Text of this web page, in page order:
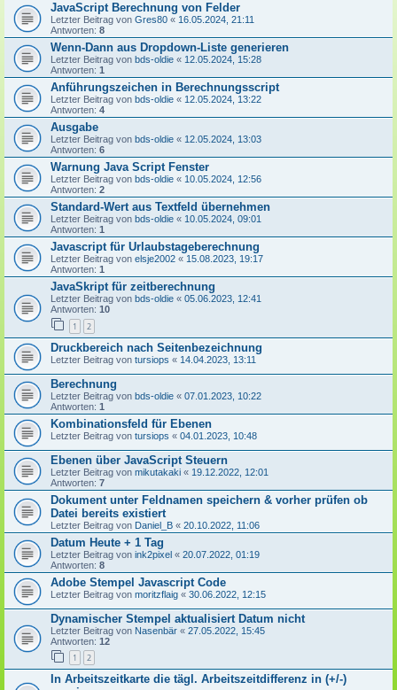
JavaScript Berechnung von Felder
Letzter Beitrag von Gres80 « 16.05.2024, 21:11
Antworten: 8
Wenn-Dann aus Dropdown-Liste generieren
Letzter Beitrag von bds-oldie « 12.05.2024, 15:28
Antworten: 1
Anführungszeichen in Berechnungsscript
Letzter Beitrag von bds-oldie « 12.05.2024, 13:22
Antworten: 4
Ausgabe
Letzter Beitrag von bds-oldie « 12.05.2024, 13:03
Antworten: 6
Warnung Java Script Fenster
Letzter Beitrag von bds-oldie « 10.05.2024, 12:56
Antworten: 2
Standard-Wert aus Textfeld übernehmen
Letzter Beitrag von bds-oldie « 10.05.2024, 09:01
Antworten: 1
Javascript für Urlaubstageberechnung
Letzter Beitrag von elsje2002 « 15.08.2023, 19:17
Antworten: 1
JavaSkript für zeitberechnung
Letzter Beitrag von bds-oldie « 05.06.2023, 12:41
Antworten: 10
1 2
Druckbereich nach Seitenbezeichnung
Letzter Beitrag von tursiops « 14.04.2023, 13:11
Berechnung
Letzter Beitrag von bds-oldie « 07.01.2023, 10:22
Antworten: 1
Kombinationsfeld für Ebenen
Letzter Beitrag von tursiops « 04.01.2023, 10:48
Ebenen über JavaScript Steuern
Letzter Beitrag von mikutakaki « 19.12.2022, 12:01
Antworten: 7
Dokument unter Feldnamen speichern & vorher prüfen ob
Datei bereits existiert
Letzter Beitrag von Daniel_B « 20.10.2022, 11:06
Datum Heute + 1 Tag
Letzter Beitrag von ink2pixel « 20.07.2022, 01:19
Antworten: 8
Adobe Stempel Javascript Code
Letzter Beitrag von moritzflaig « 30.06.2022, 12:15
Dynamischer Stempel aktualisiert Datum nicht
Letzter Beitrag von Nasenbär « 27.05.2022, 15:45
Antworten: 12
1 2
In Arbeitszeitkarte die tägl. Arbeitszeitdifferenz in (+/-)